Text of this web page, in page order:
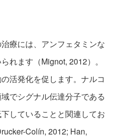
療には、アンフェタミンな
れます（Mignot, 2012）。
活発化を促します。ナルコ
でシグナル伝達分子である
していることと関連してお
Colín, 2012; Han,